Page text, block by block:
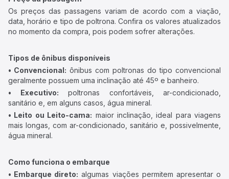
Os preços das passagens variam de acordo com a viação,
data, horário e tipo de poltrona. Confira os valores atualizados
no momento da compra, pois podem sofrer alterações.
Tipos de ônibus disponíveis
• Convencional: ônibus com poltronas do tipo convencional
geralmente possuem uma inclinação até 45º e banheiro.
• Executivo: poltronas confortáveis, ar-condicionado,
sanitário e, em alguns casos, água mineral.
• Leito ou Leito-cama: maior inclinação, ideal para viagens
mais longas, com ar-condicionado, sanitário e, possivelmente,
água mineral.
Como funciona o embarque
• Embarque direto: algumas viações permitem apresentar o